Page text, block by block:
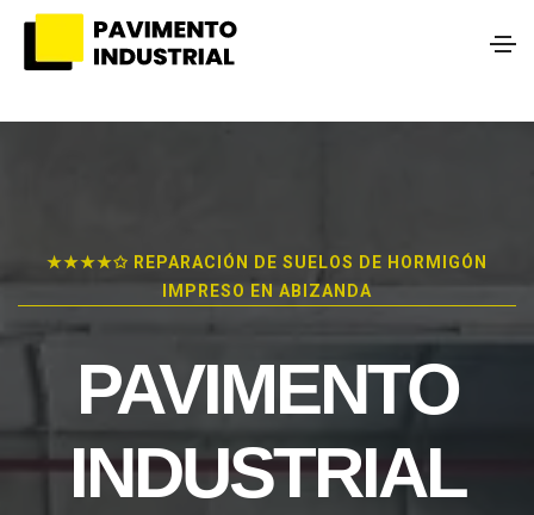
★★★★✩ REPARACIÓN DE SUELOS DE HORMIGÓN
IMPRESO EN ABIZANDA
PAVIMENTO
INDUSTRIAL